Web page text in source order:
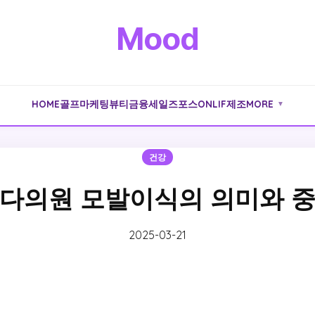
Mood
HOME골프마케팅뷰티금융세일즈포스ONLIF제조MORE ▼
건강
의원 모발이식의 의미와
2025-03-21